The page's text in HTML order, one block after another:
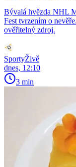
Bývalá hvězda NHL
Fest tvrzením o
ověřitelný zdroj.
SportyŽivě
dnes, 12:10
3 min